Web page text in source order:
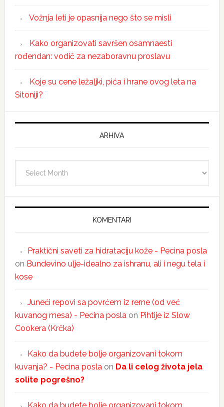
Vožnja leti je opasnija nego što se misli
Kako organizovati savršen osamnaesti
rođendan: vodič za nezaboravnu proslavu
Koje su cene ležaljki, pića i hrane ovog leta na
Sitoniji?
ARHIVA
KOMENTARI
Praktični saveti za hidrataciju kože - Pecina posla
on Bundevino ulje-idealno za ishranu, ali i negu tela i
kose
Juneći repovi sa povrćem iz rerne (od već
kuvanog mesa) - Pecina poslaon Pihtije iz Slow
Cookera (Krčka)
Kako da budete bolje organizovani tokom
kuvanja? - Pecina poslaon Da li celog života jela
solite pogrešno?